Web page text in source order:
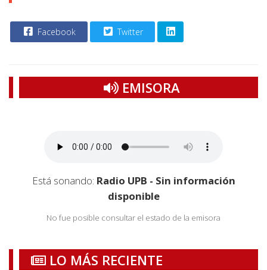
Facebook Twitter
EMISORA
Está sonando: Radio UPB - Sin información
disponible
No fue posible consultar el estado de la emisora
LO MÁS RECIENTE